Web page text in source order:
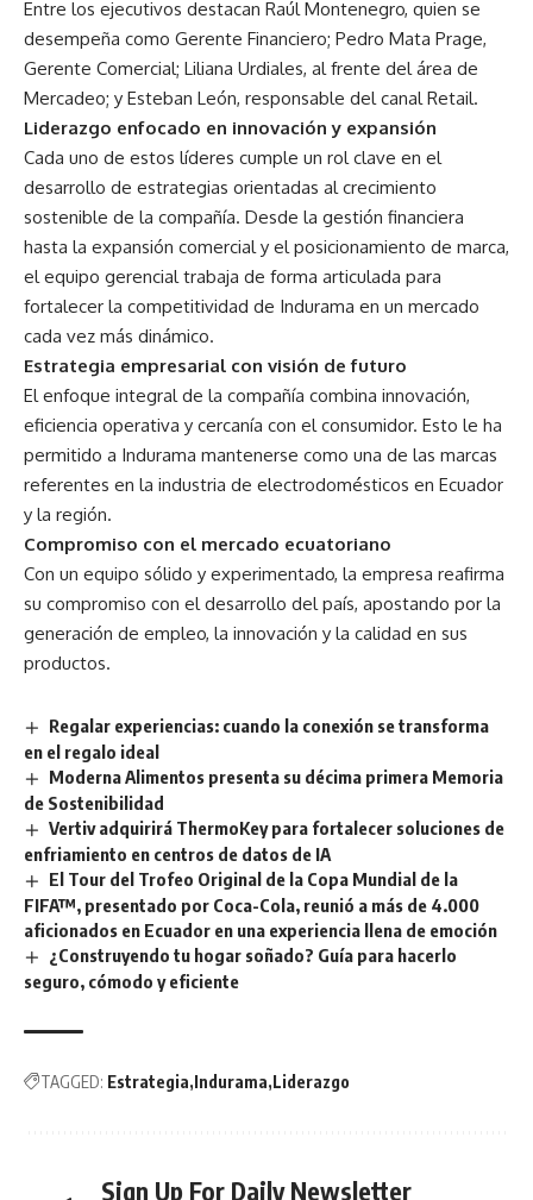
Entre los ejecutivos destacan Raúl Montenegro, quien se
desempeña como Gerente Financiero; Pedro Mata Prage,
Gerente Comercial; Liliana Urdiales, al frente del área de
Mercadeo; y Esteban León, responsable del canal Retail.
Liderazgo enfocado en innovación y expansión
Cada uno de estos líderes cumple un rol clave en el
desarrollo de estrategias orientadas al crecimiento
sostenible de la compañía. Desde la gestión financiera
hasta la expansión comercial y el posicionamiento de marca,
el equipo gerencial trabaja de forma articulada para
fortalecer la competitividad de Indurama en un mercado
cada vez más dinámico.
Estrategia empresarial con visión de futuro
El enfoque integral de la compañía combina innovación,
eficiencia operativa y cercanía con el consumidor. Esto le ha
permitido a Indurama mantenerse como una de las marcas
referentes en la industria de electrodomésticos en Ecuador
y la región.
Compromiso con el mercado ecuatoriano
Con un equipo sólido y experimentado, la empresa reafirma
su compromiso con el desarrollo del país, apostando por la
generación de empleo, la innovación y la calidad en sus
productos.
Regalar experiencias: cuando la conexión se transforma
en el regalo ideal
Moderna Alimentos presenta su décima primera Memoria
de Sostenibilidad
Vertiv adquirirá ThermoKey para fortalecer soluciones de
enfriamiento en centros de datos de IA
El Tour del Trofeo Original de la Copa Mundial de la
FIFA™, presentado por Coca-Cola, reunió a más de 4.000
aficionados en Ecuador en una experiencia llena de emoción
¿Construyendo tu hogar soñado? Guía para hacerlo
seguro, cómodo y eficiente
TAGGED: Estrategia Indurama Liderazgo
Sign Up For Daily Newsletter